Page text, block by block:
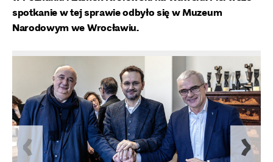
spotkanie w tej sprawie odbyło się w Muzeum
Narodowym we Wrocławiu.